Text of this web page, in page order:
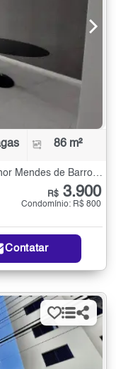
86 m²
R$ 3.900
Condomínio: R$ 800
Contatar